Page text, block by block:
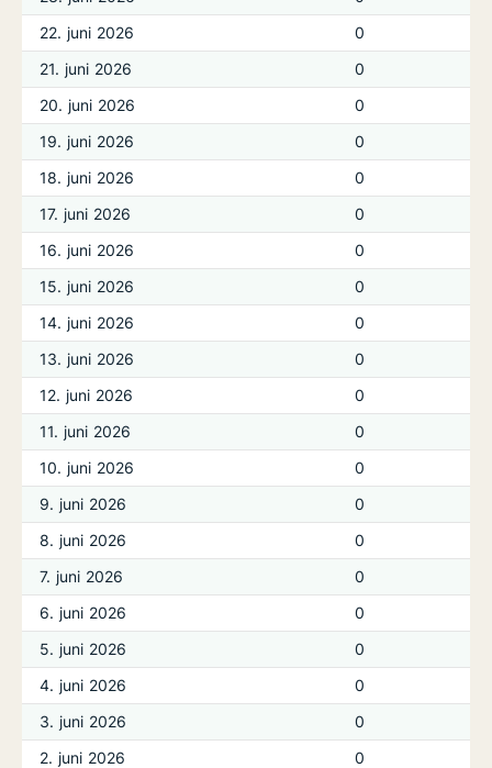
22. juni 2026
0
21. juni 2026
0
20. juni 2026
0
19. juni 2026
0
18. juni 2026
0
17. juni 2026
0
16. juni 2026
0
15. juni 2026
0
14. juni 2026
0
13. juni 2026
0
12. juni 2026
0
11. juni 2026
0
10. juni 2026
0
9. juni 2026
0
8. juni 2026
0
7. juni 2026
0
6. juni 2026
0
5. juni 2026
0
4. juni 2026
0
3. juni 2026
0
2. juni 2026
0